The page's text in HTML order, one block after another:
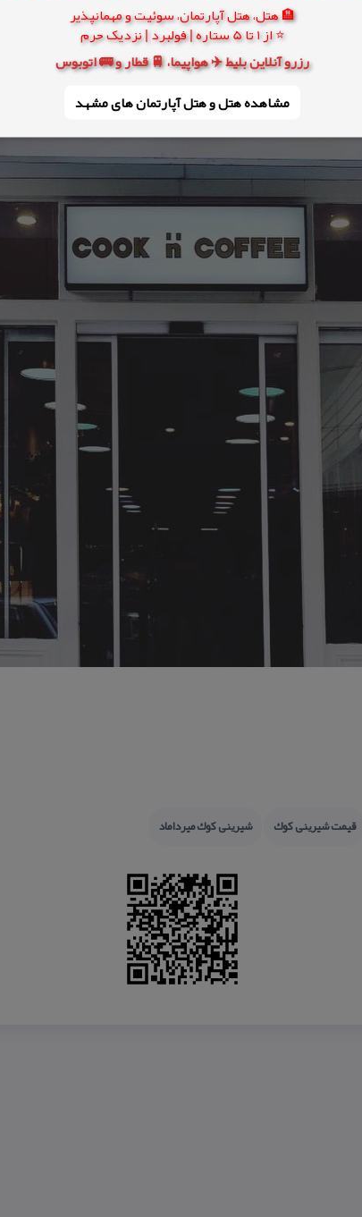
🏨 هتل، هتل آپارتمان، سوئیت و مهمانپذیر
⭐ از 1 تا 5 ستاره | فولبرد | نزدیک حرم
رزرو آنلاین بلیط ✈️ هواپیما، 🚆 قطار و 🚌 اتوبوس
مشاهده هتل و هتل‌ آپارتمان های مشهد
قیمت شیرینی كوك شیرینی كوك میرداماد